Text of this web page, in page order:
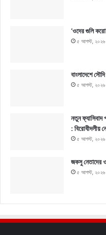
‘ওদের গুলি
৫ আগস্ট, ২০২৬
বাংলাদেশে
৫ আগস্ট, ২০২৬
নতুন ফ্যাসিবাদ
: বিরোধীদলীয়
৫ আগস্ট, ২০২৬
জকসু নেতাদের
৫ আগস্ট, ২০২৬